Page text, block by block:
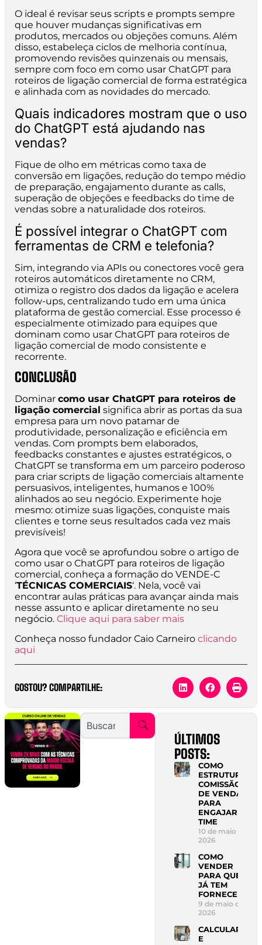
O ideal é revisar seus scripts e prompts sempre
que houver mudanças significativas em
produtos, mercados ou objeções comuns. Além
disso, estabeleça ciclos de melhoria contínua,
promovendo revisões quinzenais ou mensais,
sempre com foco em como usar ChatGPT para
roteiros de ligação comercial de forma estratégica
e alinhada com as novidades do mercado.
Quais indicadores mostram que o uso
do ChatGPT está ajudando nas
vendas?
Fique de olho em métricas como taxa de
conversão em ligações, redução do tempo médio
de preparação, engajamento durante as calls,
superação de objeções e feedbacks do time de
vendas sobre a naturalidade dos roteiros.
É possível integrar o ChatGPT com
ferramentas de CRM e telefonia?
Sim, integrando via APIs ou conectores você gera
roteiros automáticos diretamente no CRM,
otimiza o registro dos dados da ligação e acelera
follow-ups, centralizando tudo em uma única
plataforma de gestão comercial. Esse processo é
especialmente otimizado para equipes que
dominam como usar ChatGPT para roteiros de
ligação comercial de modo consistente e
recorrente.
CONCLUSÃO
Dominar como usar ChatGPT para roteiros de
ligação comercial significa abrir as portas da sua
empresa para um novo patamar de
produtividade, personalização e eficiência em
vendas. Com prompts bem elaborados,
feedbacks constantes e ajustes estratégicos, o
ChatGPT se transforma em um parceiro poderoso
para criar scripts de ligação comerciais altamente
persuasivos, inteligentes, humanos e 100%
alinhados ao seu negócio. Experimente hoje
mesmo: otimize suas ligações, conquiste mais
clientes e torne seus resultados cada vez mais
previsíveis!
Agora que você se aprofundou sobre o artigo de
como usar o ChatGPT para roteiros de ligação
comercial, conheça a formação do VENDE-C
‘TÉCNICAS COMERCIAIS‘. Nela, você vai
encontrar aulas práticas para avançar ainda mais
nesse assunto e aplicar diretamente no seu
negócio. Clique aqui para saber mais
Conheça nosso fundador Caio Carneiro clicando
aqui
GOSTOU? COMPARTILHE:
ÚLTIMOS
POSTS:
COMO
ESTRUTURAR
COMISSÃO
DE VENDAS
PARA
ENGAJAR
TIME
10 de maio de
2026
COMO
VENDER
PARA QUEM
JÁ TEM
FORNECEDOR
9 de maio de
2026
CALCULAR
E